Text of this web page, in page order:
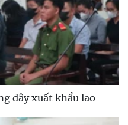
dây xuất khẩu lao